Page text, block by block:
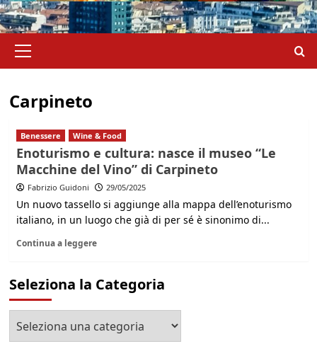
principale
Carpineto
Benessere Wine & Food
Enoturismo e cultura: nasce il museo “Le
Macchine del Vino” di Carpineto
Fabrizio Guidoni 29/05/2025
Un nuovo tassello si aggiunge alla mappa dell’enoturismo
italiano, in un luogo che già di per sé è sinonimo di...
Continua a leggere
Seleziona la Categoria
la